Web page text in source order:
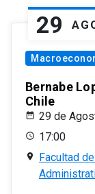
29
Bernabe
Chile
29 de
17:00
Facultad